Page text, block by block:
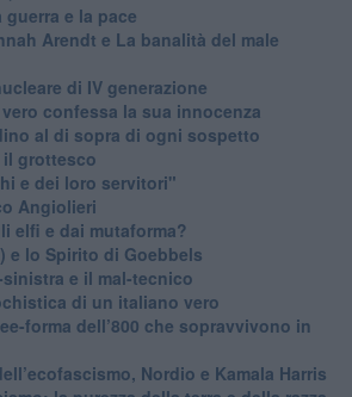
e la pace
Arendt e La banalità del male
di IV generazione
confessa la sua innocenza
al di sopra di ogni sospetto
il grottesco
e dei loro servitori"
Angiolieri
elfi e dai mutaforma?
e lo Spirito di Goebbels
e il mal-tecnico
di un italiano vero
forma dell’800 che sopravvivono in
Nordio e Kamala Harris